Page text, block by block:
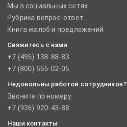
Мы в социальных сетях
Рубрика вопрос-ответ
Книга жалоб и предложений
Свяжитесь с нами
+7 (495) 138-88-83
+7 (800) 555-02-05
Недовольны работой сотрудников?
Звоните по номеру:
+7 (926) 920-43-88
Наши контакты